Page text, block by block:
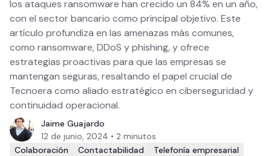
los ataques ransomware han crecido un 84% en un año,
con el sector bancario como principal objetivo. Este
artículo profundiza en las amenazas más comunes,
como ransomware, DDoS y phishing, y ofrece
estrategias proactivas para que las empresas se
mantengan seguras, resaltando el papel crucial de
Tecnoera como aliado estratégico en ciberseguridad y
continuidad operacional.
Jaime Guajardo
12 de junio, 2024 • 2 minutos
Colaboración
Contactabilidad
Telefonía empresarial